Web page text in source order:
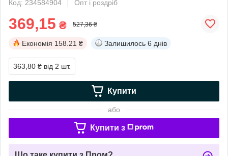
Код: 234584904
Опт і роздріб
369,15 ₴ 527,36 ₴
Економія 158.21 ₴ Залишилось 6 днів
363,80 ₴ від 2 шт.
Купити
або
Купити з